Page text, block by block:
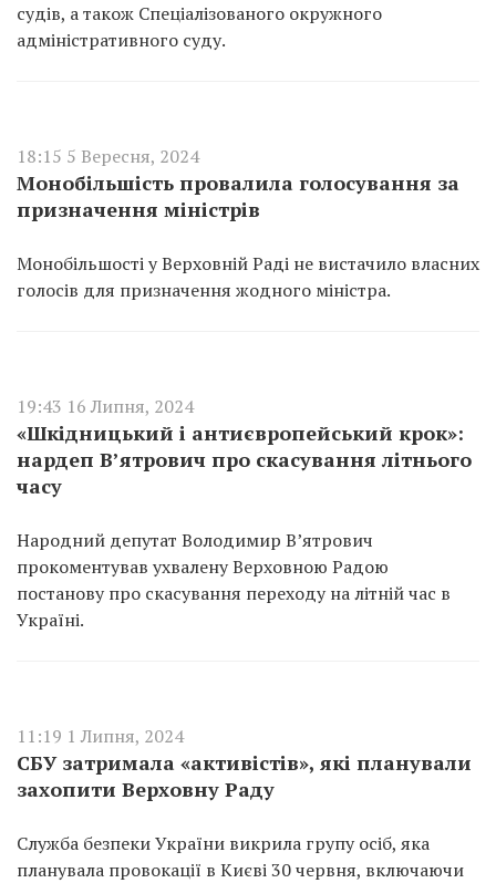
судів, а також Спеціалізованого окружного
адміністративного суду.
18:15 5 Вересня, 2024
Монобільшість провалила голосування за
призначення міністрів
Монобільшості у Верховній Раді не вистачило власних
голосів для призначення жодного міністра.
19:43 16 Липня, 2024
«Шкідницький і антиєвропейський крок»:
нардеп В’ятрович про скасування літнього
часу
Народний депутат Володимир В’ятрович
прокоментував ухвалену Верховною Радою
постанову про скасування переходу на літній час в
Україні.
11:19 1 Липня, 2024
СБУ затримала «активістів», які планували
захопити Верховну Раду
Служба безпеки України викрила групу осіб, яка
планувала провокації в Києві 30 червня, включаючи